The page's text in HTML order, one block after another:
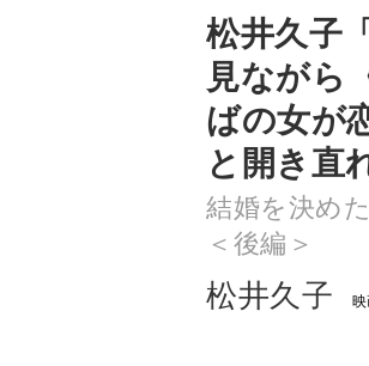
松井久子
見ながら
ばの女が
と開き直
結婚を決め
＜後編＞
松井久子